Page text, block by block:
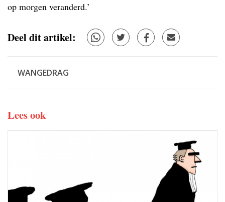
op morgen veranderd.’
Deel dit artikel:
WANGEDRAG
Lees ook